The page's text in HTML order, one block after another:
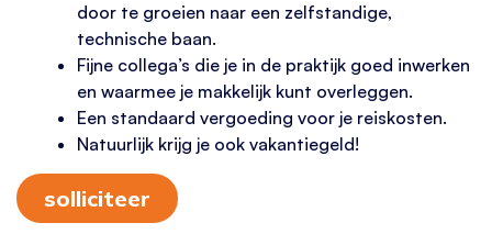
door te groeien naar een zelfstandige,
technische baan.
Fijne collega’s die je in de praktijk goed inwerken
en waarmee je makkelijk kunt overleggen.
Een standaard vergoeding voor je reiskosten.
Natuurlijk krijg je ook vakantiegeld!
solliciteer